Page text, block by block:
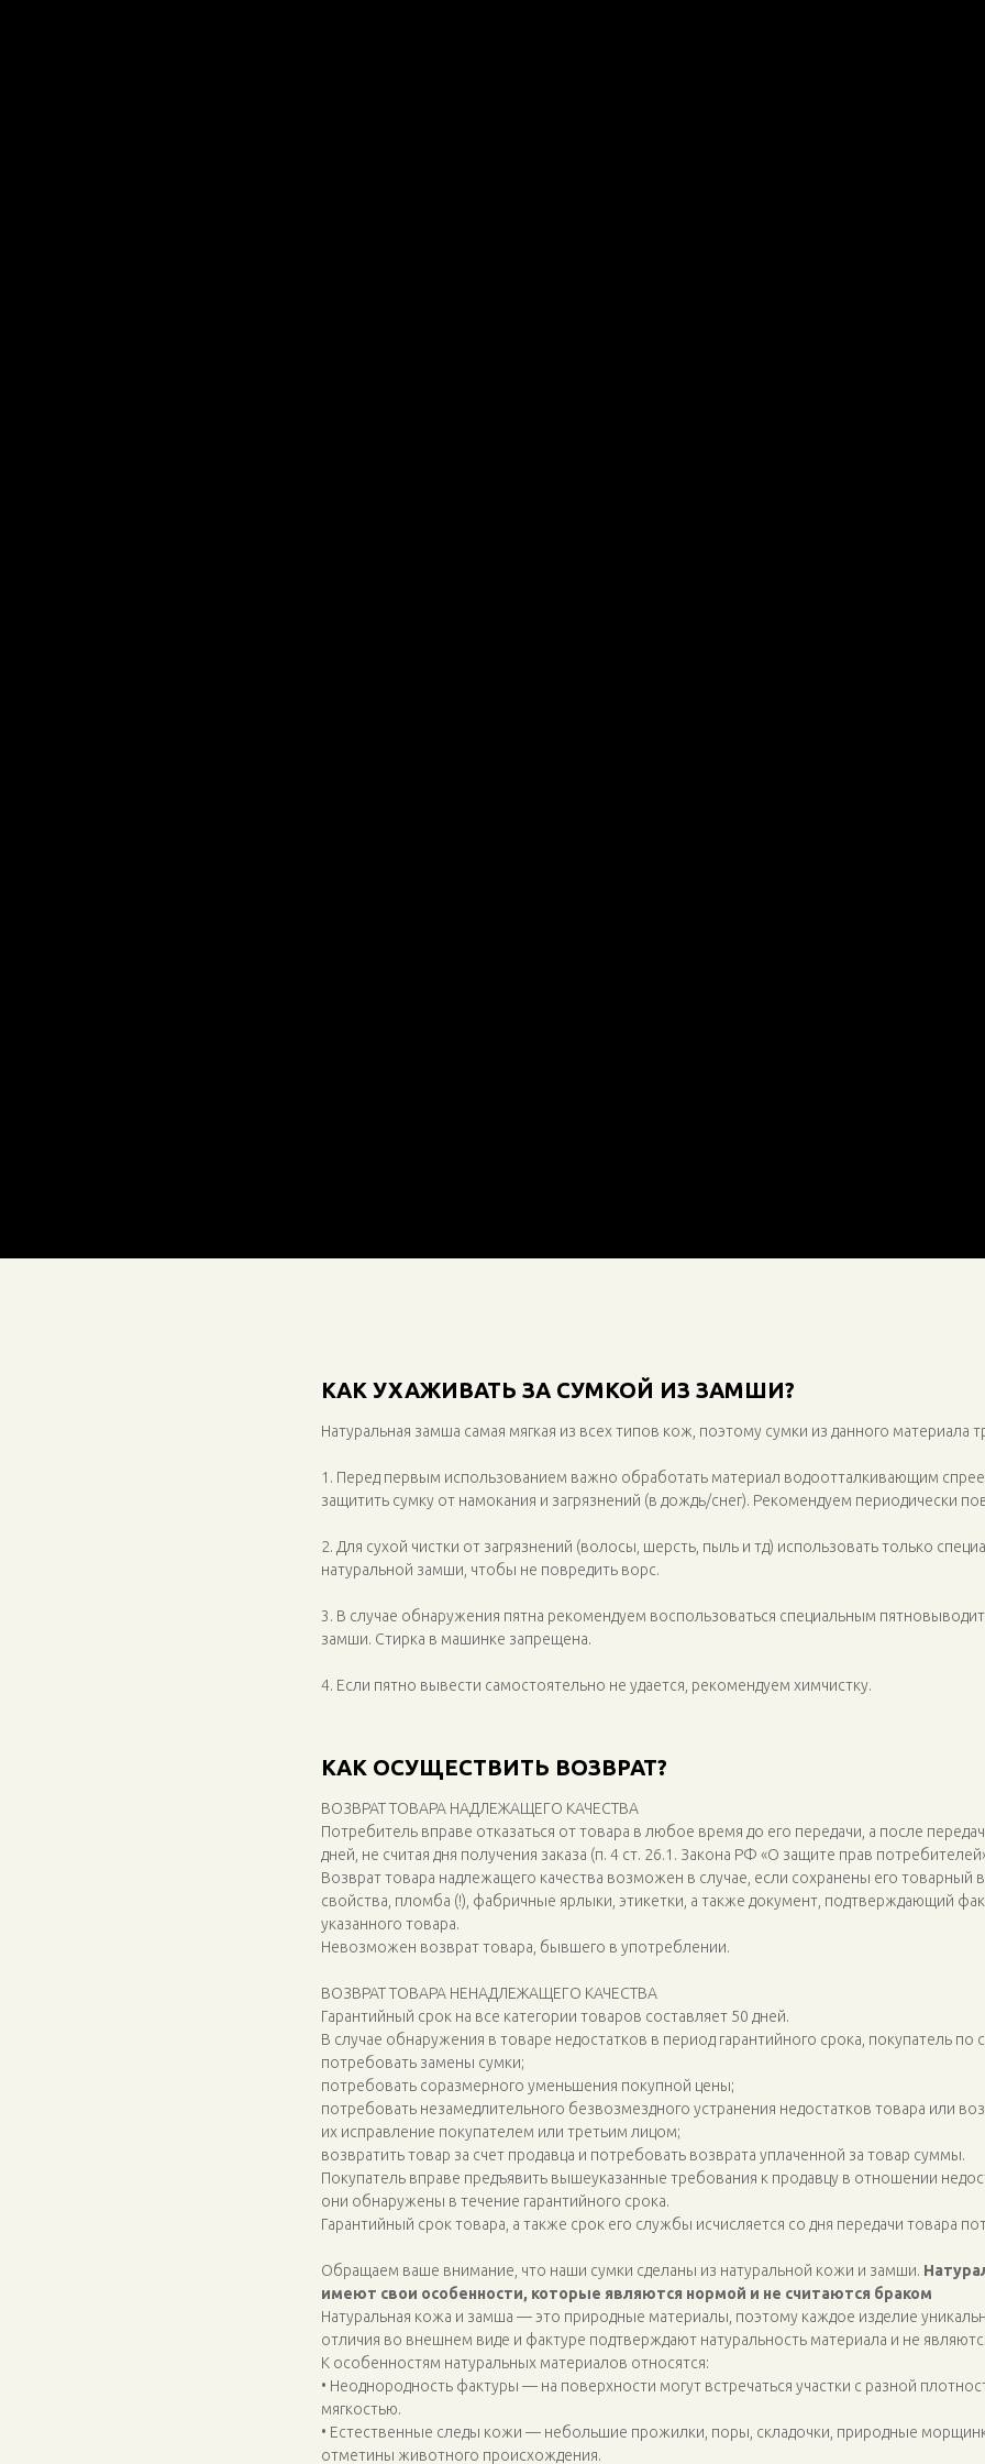
КАК УХАЖИВАТЬ ЗА СУМКОЙ ИЗ ЗАМШИ?
Натуральная замша самая мягкая из всех типов кож, поэтому сумки из данного материала
1. Перед первым использованием важно обработать материал водоотталкивающим
защитить сумку от намокания и загрязнений (в дождь/снег). Рекомендуем периодически
2. Для сухой чистки от загрязнений (волосы, шерсть, пыль и тд) использовать только
натуральной замши, чтобы не повредить ворс.
3. В случае обнаружения пятна рекомендуем воспользоваться специальным
замши. Стирка в машинке запрещена.
4. Если пятно вывести самостоятельно не удается, рекомендуем химчистку.
КАК ОСУЩЕСТВИТЬ ВОЗВРАТ?
ВОЗВРАТ ТОВАРА НАДЛЕЖАЩЕГО КАЧЕСТВА
Потребитель вправе отказаться от товара в любое время до его передачи, а после
дней, не считая дня получения заказа (п. 4 ст. 26.1. Закона РФ «О защите прав
Возврат товара надлежащего качества возможен в случае, если сохранены его товарный
свойства, пломба (!), фабричные ярлыки, этикетки, а также документ, подтверждающий
указанного товара.
Невозможен возврат товара, бывшего в употреблении.
ВОЗВРАТ ТОВАРА НЕНАДЛЕЖАЩЕГО КАЧЕСТВА
Гарантийный срок на все категории товаров составляет 50 дней.
В случае обнаружения в товаре недостатков в период гарантийного срока, покупатель
потребовать замены сумки;
потребовать соразмерного уменьшения покупной цены;
потребовать незамедлительного безвозмездного устранения недостатков товара или
их исправление покупателем или третьим лицом;
возвратить товар за счет продавца и потребовать возврата уплаченной за товар суммы.
Покупатель вправе предъявить вышеуказанные требования к продавцу в отношении
они обнаружены в течение гарантийного срока.
Гарантийный срок товара, а также срок его службы исчисляется со дня передачи товара
Обращаем ваше внимание, что наши сумки сделаны из натуральной кожи и замши.
имеют свои особенности, которые являются нормой и не считаются браком
Натуральная кожа и замша — это природные материалы, поэтому каждое изделие
отличия во внешнем виде и фактуре подтверждают натуральность материала и не
К особенностям натуральных материалов относятся:
• Неоднородность фактуры — на поверхности могут встречаться участки с разной
мягкостью.
• Естественные следы кожи — небольшие прожилки, поры, складочки, природные
отметины животного происхождения.